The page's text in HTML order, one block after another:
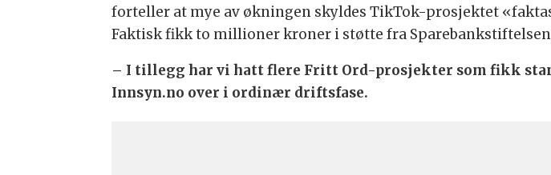
forteller at mye av økningen skyldes TikTok-prosjektet
Faktisk fikk to millioner kroner i støtte fra
– I tillegg har vi hatt flere Fritt Ord-prosjekter som fikk
Innsyn.no over i ordinær driftsfase.